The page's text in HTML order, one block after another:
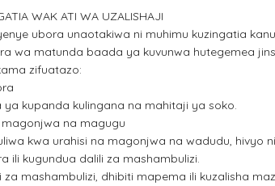
WAK ATI WA UZALISHAJI
ubora unaotakiwa ni muhimu kuzingatia
wa matunda baada ya kuvunwa hutegemea
zifuatazo:
ya kupanda kulingana na mahitaji ya soko.
na magugu
kwa urahisi na magonjwa na wadudu, hivyo
ili kugundua dalili za mashambulizi.
za mashambulizi, dhibiti mapema ili kuzalisha